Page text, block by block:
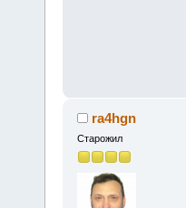
ra4hgn
Старожил